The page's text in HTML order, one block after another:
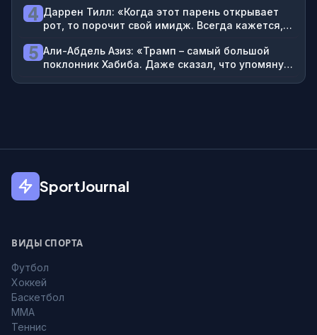
4 Даррен Тилл: «Когда этот парень открывает
рот, то порочит свой имидж. Всегда кажется,
5 Али-Абдель Азиз: «Трамп – самый большой
поклонник Хабиба. Даже сказал, что упомянул
SportJournal
ВИДЫ СПОРТА
Футбол
Хоккей
Баскетбол
MMA
Теннис